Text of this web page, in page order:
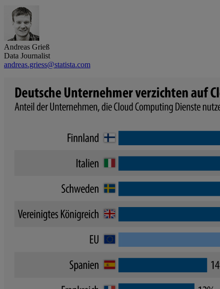
Andreas Grieß
Data Journalist
andreas.griess@statista.com